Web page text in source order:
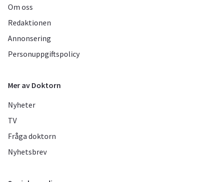
Om oss
Redaktionen
Annonsering
Personuppgiftspolicy
Mer av Doktorn
Nyheter
TV
Fråga doktorn
Nyhetsbrev